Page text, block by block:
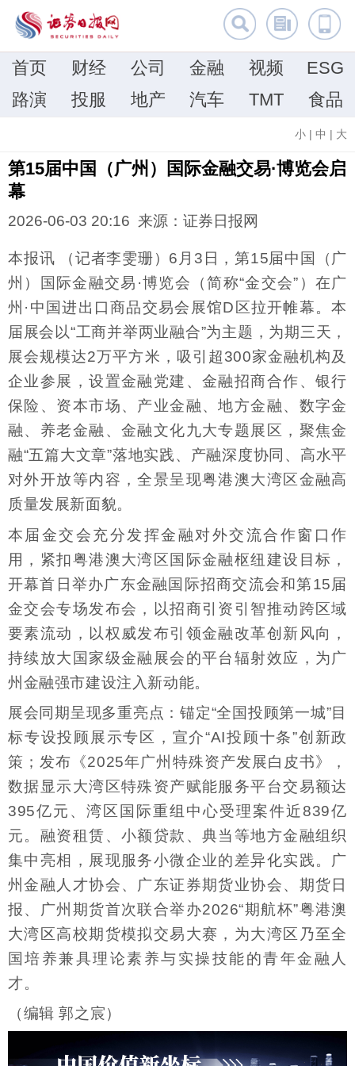
首页 财经 公司 金融 视频
ESG
路演
投服 地产 汽车 TMT 食品
小 | 中 | 大
第15届中国（广州）国际金融交易·博览会启
幕
2026-06-03 20:16 来源：证券日报网
本报讯 （记者李雯珊）6月3日，第15届中国（广
州）国际金融交易·博览会（简称“金交会”）在广
州·中国进出口商品交易会展馆D区拉开帷幕。本
届展会以“工商并举两业融合”为主题，为期三天，
展会规模达2万平方米，吸引超300家金融机构及
企业参展，设置金融党建、金融招商合作、银行
保险、资本市场、产业金融、地方金融、数字金
融、养老金融、金融文化九大专题展区，聚焦金
融“五篇大文章”落地实践、产融深度协同、高水平
对外开放等内容，全景呈现粤港澳大湾区金融高
质量发展新面貌。
本届金交会充分发挥金融对外交流合作窗口作
用，紧扣粤港澳大湾区国际金融枢纽建设目标，
开幕首日举办广东金融国际招商交流会和第15届
金交会专场发布会，以招商引资引智推动跨区域
要素流动，以权威发布引领金融改革创新风向，
持续放大国家级金融展会的平台辐射效应，为广
州金融强市建设注入新动能。
展会同期呈现多重亮点：锚定“全国投顾第一城”目
标专设投顾展示专区，宣介“AI投顾十条”创新政
策；发布《2025年广州特殊资产发展白皮书》，
数据显示大湾区特殊资产赋能服务平台交易额达
395亿元、湾区国际重组中心受理案件近839亿
元。融资租赁、小额贷款、典当等地方金融组织
集中亮相，展现服务小微企业的差异化实践。广
州金融人才协会、广东证券期货业协会、期货日
报、广州期货首次联合举办2026“期航杯”粤港澳
大湾区高校期货模拟交易大赛，为大湾区乃至全
国培养兼具理论素养与实操技能的青年金融人
才。
（编辑 郭之宸）